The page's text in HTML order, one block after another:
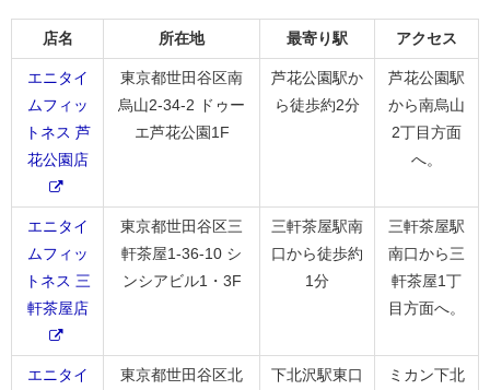
店名 所在地 最寄り駅 アクセス
エニタイ
ムフィッ
トネス 芦
花公園店
東京都世田谷区南
烏山2-34-2 ドゥー
エ芦花公園1F
芦花公園駅か
ら徒歩約2分
芦花公園駅
から南烏山
2丁目方面
へ。
エニタイ
ムフィッ
トネス 三
軒茶屋店
東京都世田谷区三
軒茶屋1-36-10 シ
ンシアビル1・3F
三軒茶屋駅南
口から徒歩約
1分
三軒茶屋駅
南口から三
軒茶屋1丁
目方面へ。
エニタイ
東京都世田谷区北
下北沢駅東口
ミカン下北